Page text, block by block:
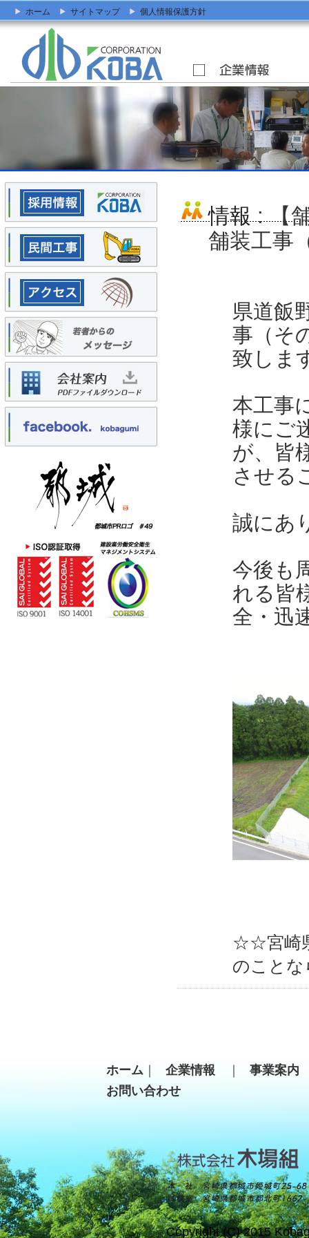
ホーム サイトマップ 個人情報保護方針
情報: 【
舗装工事
県道飯
事（そ
致しま
本工事
様にご
が、皆
させる
誠にあ
今後も
れる皆
全・迅
☆☆宮崎
のこと
ホーム ｜ 企業情報 ｜
事業案
お問い合わせ
Copyright (C) 2015